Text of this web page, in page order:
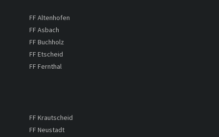
FF Altenhofen
FF Asbach
FF Buchholz
FF Etscheid
FF Fernthal
FF Krautscheid
FF Neustadt